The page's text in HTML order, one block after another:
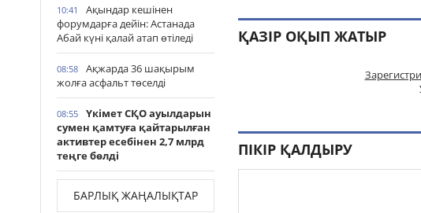
10:41
Ақындар кешінен
форумдарға дейін: Астанада
Абай күні қалай атап өтіледі
08:58
Ақжарда 36 шақырым
жолға асфальт төселді
08:55
Үкімет СҚО ауылдарын
сумен қамтуға қайтарылған
активтер есебінен 2,7 млрд
теңге бөлді
БАРЛЫҚ ЖАҢАЛЫҚТАР
ҚАЗІР ОҚЫП ЖАТЫР
ПІКІР ҚАЛДЫРУ